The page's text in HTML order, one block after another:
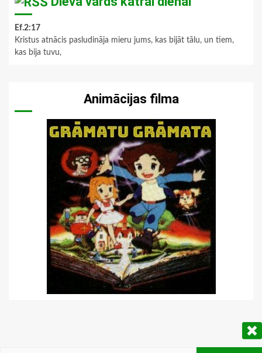
Ef.2:17
Kristus atnācis pasludināja mieru jums, kas bijāt tālu, un tiem,
kas bija tuvu,
Animācijas filma